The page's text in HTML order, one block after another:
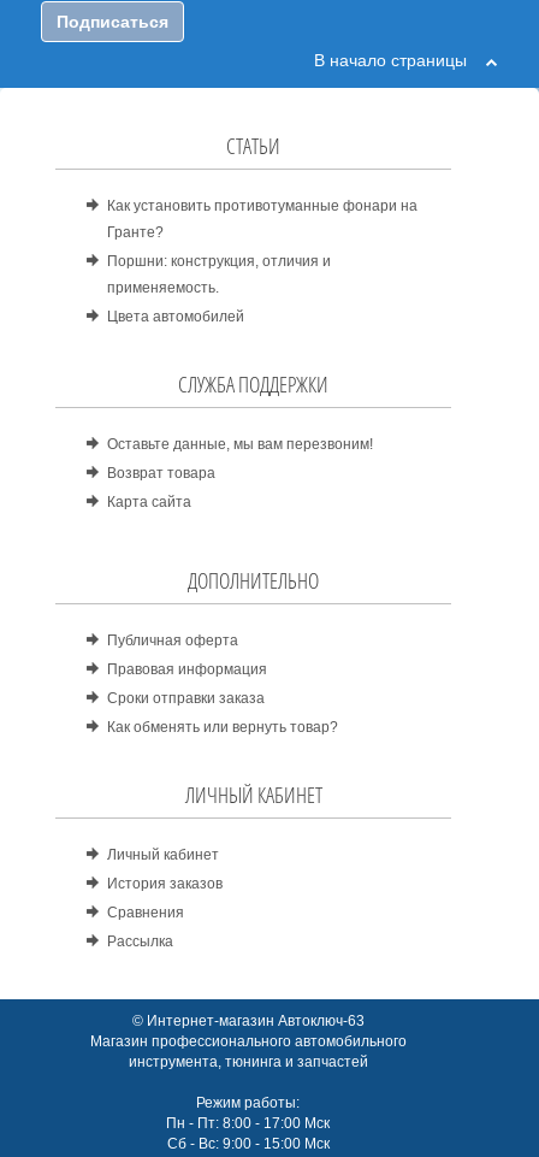
Подписаться
В начало страницы
СТАТЬИ
Как установить противотуманные фонари на
Гранте?
Поршни: конструкция, отличия и
применяемость.
Цвета автомобилей
СЛУЖБА ПОДДЕРЖКИ
Оставьте данные, мы вам перезвоним!
Возврат товара
Карта сайта
ДОПОЛНИТЕЛЬНО
Публичная оферта
Правовая информация
Сроки отправки заказа
Как обменять или вернуть товар?
ЛИЧНЫЙ КАБИНЕТ
Личный кабинет
История заказов
Сравнения
Рассылка
© Интернет-магазин Автоключ-63
Магазин профессионального автомобильного
инструмента, тюнинга и запчастей
Режим работы:
Пн - Пт: 8:00 - 17:00 Мск
Сб - Вс: 9:00 - 15:00 Мск